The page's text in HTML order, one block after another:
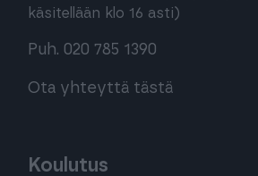
käsitellään klo 16 asti)
Puh. 020 785 1390
Ota yhteyttä tästä
Koulutus